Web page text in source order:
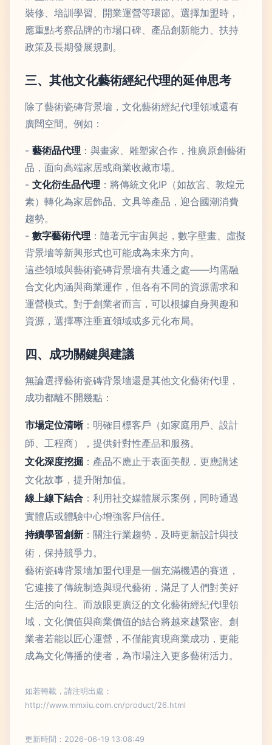
裝修、培訓學習、開業運營等環節。選擇加盟時，
應重點考察品牌的市場口碑、產品創新能力、扶持
政策及長期發展規劃。
三、其他文化藝術經紀代理的延伸思考
除了藝術瓷磚背景墻，文化藝術經紀代理領域還有
廣闊空間。例如：
- 藝術品代理 ：與畫家、雕塑家合作，推廣原創藝術
品，面向高端家居或商業收藏市場。
- 文化衍生品代理 ：將傳統文化IP（如故宮、敦煌元
素）轉化為家居飾品、文具等產品，迎合國潮消費
趨勢。
- 數字藝術代理 ：隨著元宇宙興起，數字壁畫、虛擬
背景墻等新興形式也可能成為未來方向。
這些領域與藝術瓷磚背景墻有共通之處——均需融
合文化內涵與商業運作，但各有不同的資源需求和
運營模式。對于創業者而言，可以根據自身興趣和
資源，選擇專注垂直領域或多元化布局。
四、成功關鍵與建議
無論選擇藝術瓷磚背景墻還是其他文化藝術代理，
成功都離不開幾點：
市場定位清晰：明確目標客戶（如家庭用戶、設計
師、工程商），提供針對性產品和服務。
文化深度挖掘 ：產品不應止于表面美觀，更應講述
文化故事，提升附加值。
線上線下結合 ：利用社交媒體展示案例，同時通過
實體店或體驗中心增強客戶信任。
持續學習創新 ：關注行業趨勢，及時更新設計與技
術，保持競爭力。
藝術瓷磚背景墻加盟代理是一個充滿機遇的賽道，
它連接了傳統制造與現代藝術，滿足了人們對美好
生活的向往。而放眼更廣泛的文化藝術經紀代理領
域，文化價值與商業價值的結合將越來越緊密。創
業者若能以匠心運營，不僅能實現商業成功，更能
成為文化傳播的使者，為市場注入更多藝術活力。
如若轉載，請注明出處：
http://www.mmxiu.com.cn/product/26.html
更新時間：2026-06-19 13:08:49